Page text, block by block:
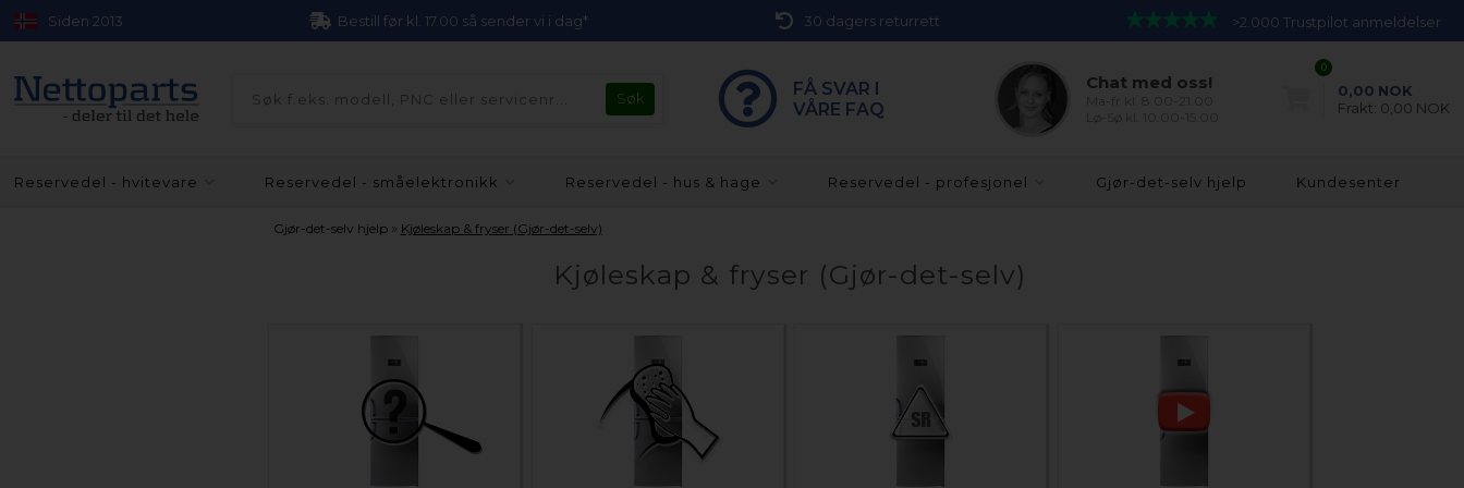
Siden 2013 Bestill før kl. 17.00 så sender vi i dag* 30 dagers returrett >2.000 Trustpilot anmeldelser
FÅ SVAR I
VÅRE FAQ
Chat med oss!
0
0,00 NOK
Frakt: 0,00 NOK
Reservedel - hvitevare Reservedel - småelektronikk Reservedel - hus & hage Reservedel - profesjonel Gjør-det-selv hjelp Kundesenter
Gjør-det-selv hjelp» Kjøleskap & fryser (Gjør-det-selv)
Kjøleskap & fryser (Gjør-det-selv)